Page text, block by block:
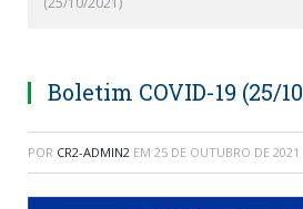
Boletim COVID-19 (25/
POR CR2-ADMIN2 EM 25 DE OUTUBRO DE 2021